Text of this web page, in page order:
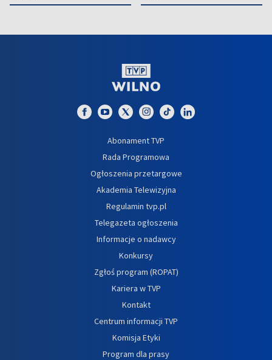
Abonament TVP
Rada Programowa
Ogłoszenia przetargowe
Akademia Telewizyjna
Regulamin tvp.pl
Telegazeta ogłoszenia
Informacje o nadawcy
Konkursy
Zgłoś program (ROPAT)
Kariera w TVP
Kontakt
Centrum informacji TVP
Komisja Etyki
Program dla prasy